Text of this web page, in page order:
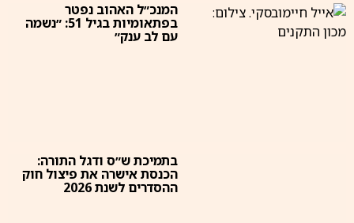
המנכ״ל האהוב נפטר
בפתאומיות בגיל 51: ״נשמה
עם לב ענק״
בתמיכת ש״ס ודגל התורה:
הכנסת אישרה את פיצול חוק
ההסדרים לשנת 2026